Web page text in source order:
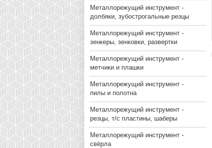
Металлорежущий инструмент -
долбяки, зубострогальные резцы
Металлорежущий инструмент -
зенкеры, зенковки, развертки
Металлорежущий инструмент -
метчики и плашки
Металлорежущий инструмент -
пилы и полотна
Металлорежущий инструмент -
резцы, т/с пластины, шаберы
Металлорежущий инструмент -
свёрла